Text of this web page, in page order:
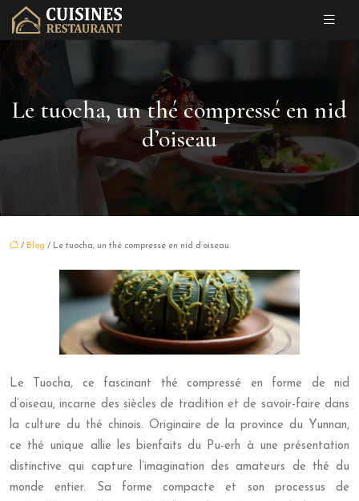
Le tuocha, un thé compressé en nid
d’oiseau
/ Blog / Le tuocha, un thé compressé en nid d’oiseau
Le Tuocha, ce fascinant thé compressé en forme de nid
d’oiseau, incarne des siècles de tradition et de savoir-faire dans
la culture du thé chinois. Originaire de la province du Yunnan,
ce thé unique allie les bienfaits du Pu-erh à une présentation
distinctive qui capture l’imagination des amateurs de thé du
monde entier. Sa forme compacte et son processus de